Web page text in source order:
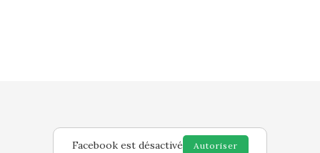
Facebook est désactivé Autoriser